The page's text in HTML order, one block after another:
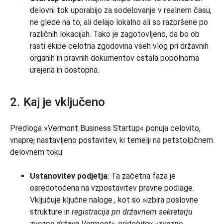
delovni tok uporabijo za sodelovanje v realnem času,
ne glede na to, ali delajo lokalno ali so razpršene po
različnih lokacijah. Tako je zagotovljeno, da bo ob
rasti ekipe celotna zgodovina vseh vlog pri državnih
organih in pravnih dokumentov ostala popolnoma
urejena in dostopna.
2. Kaj je vključeno
Predloga »Vermont Business Startup« ponuja celovito,
vnaprej nastavljeno postavitev, ki temelji na petstolpčnem
delovnem toku:
Ustanovitev podjetja: Ta začetna faza je
osredotočena na vzpostavitev pravne podlage.
Vključuje ključne naloge , kot so »izbira poslovne
strukture in registracija pri državnem sekretarju